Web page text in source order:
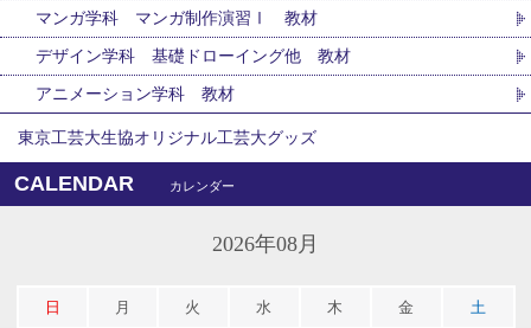
マンガ学科 マンガ制作演習Ⅰ 教材
デザイン学科 基礎ドローイング他 教材
アニメーション学科 教材
東京工芸大生協オリジナル工芸大グッズ
CALENDAR カレンダー
2026年08月
日 月 火 水 木 金 土